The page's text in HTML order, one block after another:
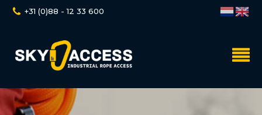
+31 (0)88 - 12 33 600